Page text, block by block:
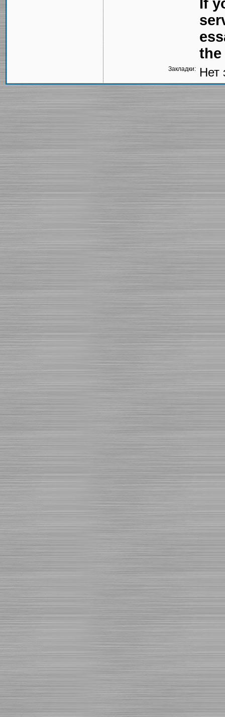
If
the
Закладки: Нет